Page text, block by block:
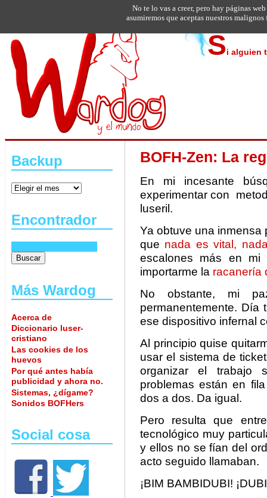
Si alguien
Backup
Encontrador
Más Wardog
Acerca de
Diccionario luser-
cristiano
Las cookies de los
huevos
Por qué antes había
publicidad y ahora no.
Sistemas, ¿dígame?
Sonidos BOFHers
Social cosa
BOFH-Zen: La
En mi incesante
experimentar con
luseril.
Ya obtuve una inmensa
que nada es vital,
escalones más en
importarme la racanería
No obstante, mi
permanentemente. Día
ese dispositivo infernal
Al principio quise
usar el sistema de
organizar el trabajo
problemas están en
dos a dos. Da igual.
Pero resulta que
tecnológico muy
y ellos no se fían del
acto seguido llamaban.
¡BIM BAMBIDUBI!
No te lo vas a creer, pero hay páginas
asumiremos que aceptas nuestros